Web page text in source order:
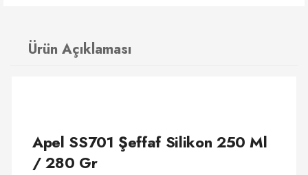
Ürün Açıklaması
Apel SS701 Şeffaf Silikon 250 Ml
/ 280 Gr